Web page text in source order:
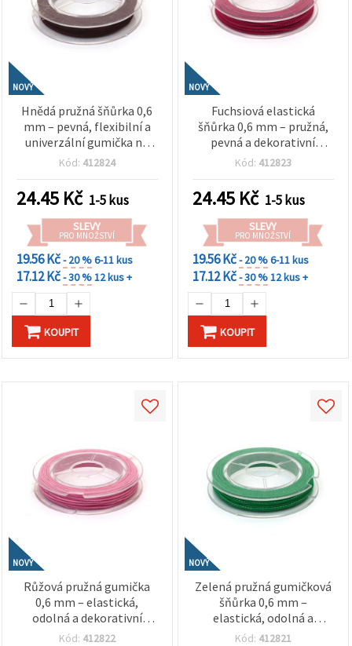
NOVÝ
Hnědá pružná šňůrka 0,6
mm – pevná, flexibilní a
univerzální gumička na
tvoření, role cca 10 m
Kód: 412824
24.45 Kč 1-5 kus
SLEVY
PRO MNOŽSTVÍ
19.56 Kč- 20 %6-11 kus
17.12 Kč- 30 %12 kus +
KOUPIT
NOVÝ
Fuchsiová elastická
šňůrka 0,6 mm – pružná,
pevná a dekorativní
gumička na tvoření, cca 10
Kód: 412823
24.45 Kč 1-5 kus
SLEVY
PRO MNOŽSTVÍ
19.56 Kč- 20 %6-11 kus
17.12 Kč- 30 %12 kus +
KOUPIT
NOVÝ
Růžová pružná gumička
0,6 mm – elastická,
odolná a dekorativní
šňůrka na tvoření, cca 10
Kód: 412822
NOVÝ
Zelená pružná gumičková
šňůrka 0,6 mm –
elastická, odolná a
dekorativní šňůra na
Kód: 412821